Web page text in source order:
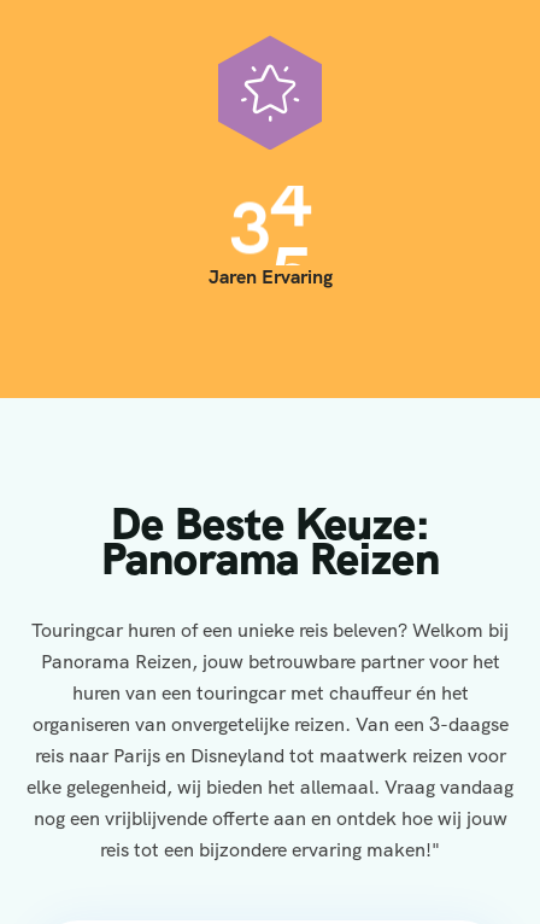
35
Jaren Ervaring
De Beste Keuze:
Panorama Reizen
Touringcar huren of een unieke reis beleven? Welkom bij
Panorama Reizen, jouw betrouwbare partner voor het
huren van een touringcar met chauffeur én het
organiseren van onvergetelijke reizen. Van een 3-daagse
reis naar Parijs en Disneyland tot maatwerk reizen voor
elke gelegenheid, wij bieden het allemaal. Vraag vandaag
nog een vrijblijvende offerte aan en ontdek hoe wij jouw
reis tot een bijzondere ervaring maken!"